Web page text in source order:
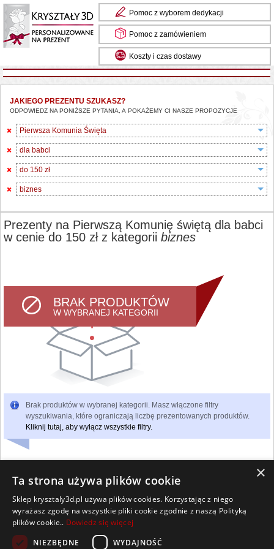
Pomoc z wyborem dedykacji
Pomoc z zamówieniem
Koszty i czas dostawy
JAKIEGO PREZENTU SZUKASZ?
ODPOWIEDZ NA PONIŻSZE PYTANIA, A POKAŻEMY CI NASZE PROPOZYCJE
Pierwsza Komunia Święta
dla babci
do 150 zł
biznes
Prezenty na Pierwszą Komunię świętą dla babci
w cenie do 150 zł z kategorii biznes
BRAK PRODUKTÓW
W WYBRANEJ KATEGORII
Brak produktów w wybranej kategorii. Masz włączone filtry
wyszukiwania, które ograniczają liczbę prezentowanych produktów.
Kliknij tutaj, aby wyłącz wszystkie filtry.
Wszelkie prawa zastrzeżone
Kontakt Współpraca Regulamin
Pomoc Strona główna
×
Ta strona używa plików cookie
Sklep krysztaly3d.pl używa plików cookies. Korzystając z niego
wyrażasz zgodę na wszystkie pliki cookie zgodnie z naszą Polityką
plików cookie.. Dowiedz się więcej
NIEZBĘDNE
WYDAJNOŚĆ